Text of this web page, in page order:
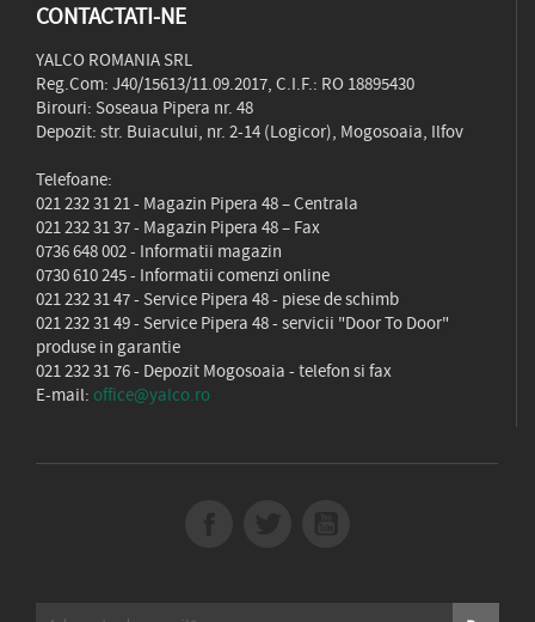
CONTACTATI-NE
YALCO ROMANIA SRL
Reg.Com: J40/15613/11.09.2017, C.I.F.: RO 18895430
Birouri: Soseaua Pipera nr. 48
Depozit: str. Buiacului, nr. 2-14 (Logicor), Mogosoaia, Ilfov
Telefoane:
021 232 31 21- Magazin Pipera 48 – Centrala
021 232 31 37- Magazin Pipera 48 – Fax
0736 648 002- Informatii magazin
0730 610 245- Informatii comenzi online
021 232 31 47- Service Pipera 48 - piese de schimb
021 232 31 49- Service Pipera 48 - servicii "Door To Door"
produse in garantie
021 232 31 76- Depozit Mogosoaia - telefon si fax
E-mail: office@yalco.ro